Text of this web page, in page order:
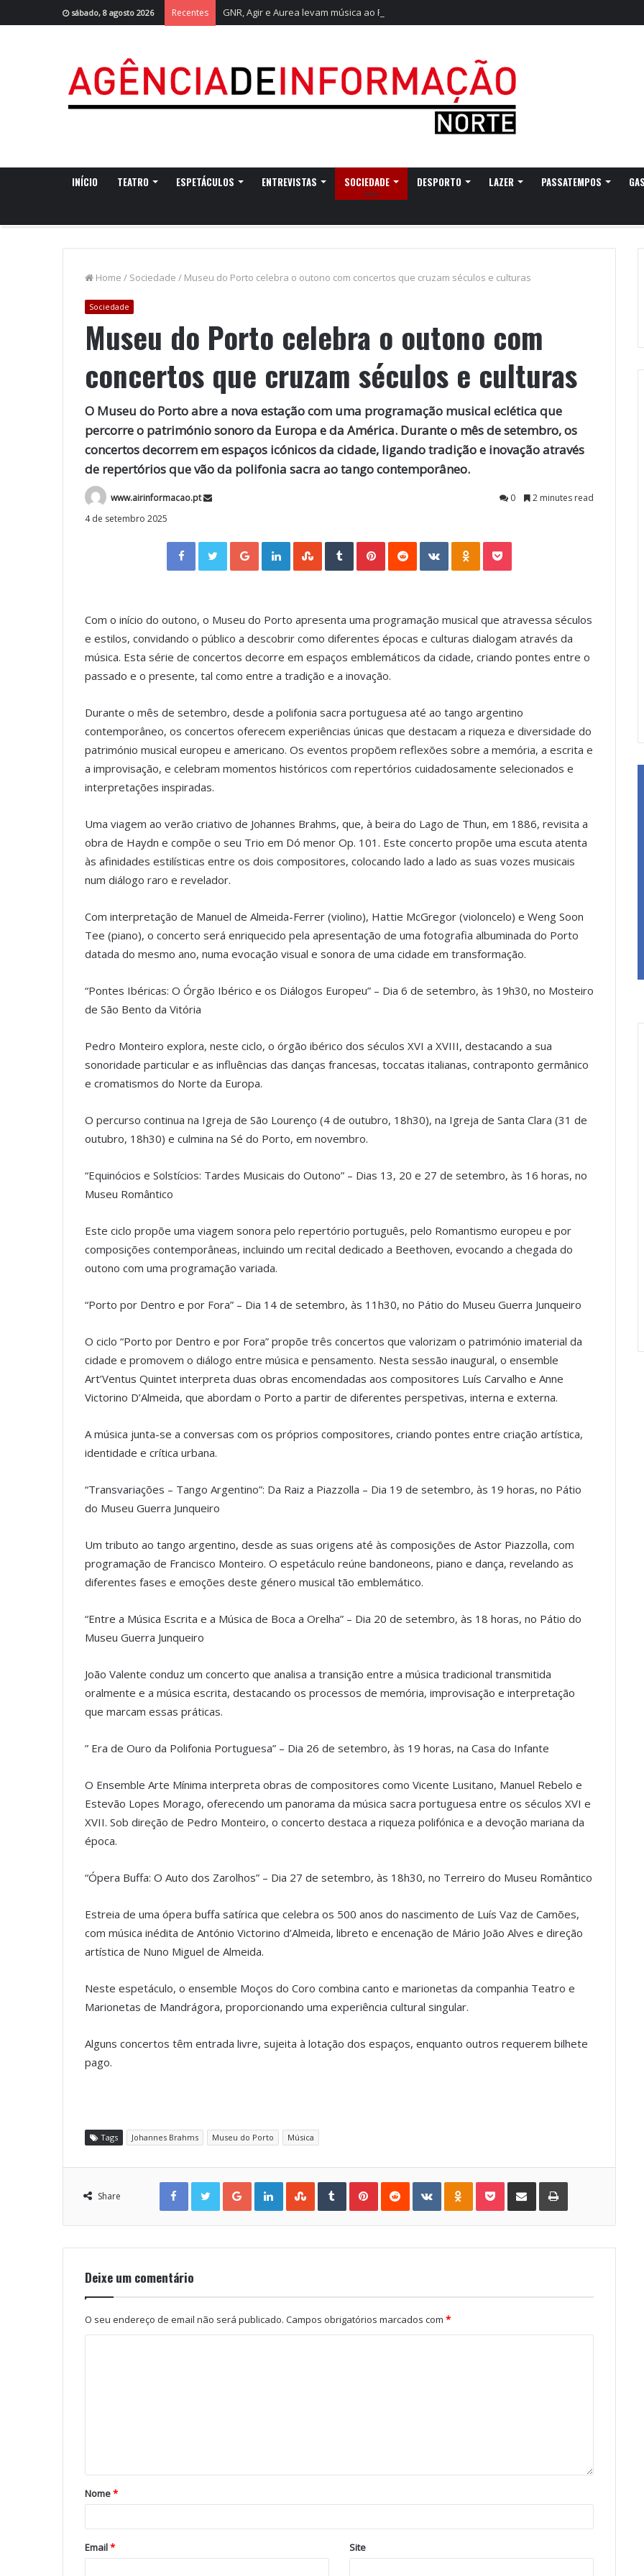
sábado, 8 agosto 2026 Recentes GNR, Agir e Aurea levam música ao Festival Dunas de São Jacinto
INÍCIO TEATRO ESPETÁCULOS ENTREVISTAS SOCIEDADE DESPORTO LAZER PASSATEMPOS
Home / Sociedade / Museu do Porto celebra o outono com concertos que cruzam séculos e culturas
Sociedade
Museu do Porto celebra o outono com
concertos que cruzam séculos e culturas
O Museu do Porto abre a nova estação com uma programação musical eclética que
percorre o património sonoro da Europa e da América. Durante o mês de setembro, os
concertos decorrem em espaços icónicos da cidade, ligando tradição e inovação através
de repertórios que vão da polifonia sacra ao tango contemporâneo.
www.airinformacao.pt 0
2 minutes read
4 de setembro 2025
Facebook Twitter Google+ LinkedIn StumbleUpon Tumblr VKontakte
Com o início do outono, o Museu do Porto apresenta uma programação musical que atravessa séculos
e estilos, convidando o público a descobrir como diferentes épocas e culturas dialogam através da
música. Esta série de concertos decorre em espaços emblemáticos da cidade, criando pontes entre o
passado e o presente, tal como entre a tradição e a inovação.
Durante o mês de setembro, desde a polifonia sacra portuguesa até ao tango argentino
contemporâneo, os concertos oferecem experiências únicas que destacam a riqueza e diversidade do
património musical europeu e americano. Os eventos propõem reflexões sobre a memória, a escrita e
a improvisação, e celebram momentos históricos com repertórios cuidadosamente selecionados e
interpretações inspiradas.
Uma viagem ao verão criativo de Johannes Brahms, que, à beira do Lago de Thun, em 1886, revisita a
obra de Haydn e compõe o seu Trio em Dó menor Op. 101. Este concerto propõe uma escuta atenta
às afinidades estilísticas entre os dois compositores, colocando lado a lado as suas vozes musicais
num diálogo raro e revelador.
Com interpretação de Manuel de Almeida-Ferrer (violino), Hattie McGregor (violoncelo) e Weng Soon
Tee (piano), o concerto será enriquecido pela apresentação de uma fotografia albuminada do Porto
datada do mesmo ano, numa evocação visual e sonora de uma cidade em transformação.
“Pontes Ibéricas: O Órgão Ibérico e os Diálogos Europeu” – Dia 6 de setembro, às 19h30, no Mosteiro
de São Bento da Vitória
Pedro Monteiro explora, neste ciclo, o órgão ibérico dos séculos XVI a XVIII, destacando a sua
sonoridade particular e as influências das danças francesas, toccatas italianas, contraponto germânico
e cromatismos do Norte da Europa.
O percurso continua na Igreja de São Lourenço (4 de outubro, 18h30), na Igreja de Santa Clara (31 de
outubro, 18h30) e culmina na Sé do Porto, em novembro.
“Equinócios e Solstícios: Tardes Musicais do Outono” – Dias 13, 20 e 27 de setembro, às 16 horas, no
Museu Romântico
Este ciclo propõe uma viagem sonora pelo repertório português, pelo Romantismo europeu e por
composições contemporâneas, incluindo um recital dedicado a Beethoven, evocando a chegada do
outono com uma programação variada.
“Porto por Dentro e por Fora” – Dia 14 de setembro, às 11h30, no Pátio do Museu Guerra Junqueiro
O ciclo “Porto por Dentro e por Fora” propõe três concertos que valorizam o património imaterial da
cidade e promovem o diálogo entre música e pensamento. Nesta sessão inaugural, o ensemble
Art’Ventus Quintet interpreta duas obras encomendadas aos compositores Luís Carvalho e Anne
Victorino D’Almeida, que abordam o Porto a partir de diferentes perspetivas, interna e externa.
A música junta-se a conversas com os próprios compositores, criando pontes entre criação artística,
identidade e crítica urbana.
“Transvariações – Tango Argentino”: Da Raiz a Piazzolla – Dia 19 de setembro, às 19 horas, no Pátio
do Museu Guerra Junqueiro
Um tributo ao tango argentino, desde as suas origens até às composições de Astor Piazzolla, com
programação de Francisco Monteiro. O espetáculo reúne bandoneons, piano e dança, revelando as
diferentes fases e emoções deste género musical tão emblemático.
“Entre a Música Escrita e a Música de Boca a Orelha” – Dia 20 de setembro, às 18 horas, no Pátio do
Museu Guerra Junqueiro
João Valente conduz um concerto que analisa a transição entre a música tradicional transmitida
oralmente e a música escrita, destacando os processos de memória, improvisação e interpretação
que marcam essas práticas.
” Era de Ouro da Polifonia Portuguesa” – Dia 26 de setembro, às 19 horas, na Casa do Infante
O Ensemble Arte Mínima interpreta obras de compositores como Vicente Lusitano, Manuel Rebelo e
Estevão Lopes Morago, oferecendo um panorama da música sacra portuguesa entre os séculos XVI e
XVII. Sob direção de Pedro Monteiro, o concerto destaca a riqueza polifónica e a devoção mariana da
época.
“Ópera Buffa: O Auto dos Zarolhos” – Dia 27 de setembro, às 18h30, no Terreiro do Museu Romântico
Estreia de uma ópera buffa satírica que celebra os 500 anos do nascimento de Luís Vaz de Camões,
com música inédita de António Victorino d’Almeida, libreto e encenação de Mário João Alves e direção
artística de Nuno Miguel de Almeida.
Neste espetáculo, o ensemble Moços do Coro combina canto e marionetas da companhia Teatro e
Marionetas de Mandrágora, proporcionando uma experiência cultural singular.
Alguns concertos têm entrada livre, sujeita à lotação dos espaços, enquanto outros requerem bilhete
pago.
Tags Johannes Brahms Museu do Porto Música
Share
Facebook Twitter Google+ LinkedIn StumbleUpon Tumblr Pinterest Reddit VKontakte Odnoklassniki Pocket Share via Email Print
Deixe um comentário
O seu endereço de email não será publicado. Campos obrigatórios marcados com *
Nome*
Email* Site